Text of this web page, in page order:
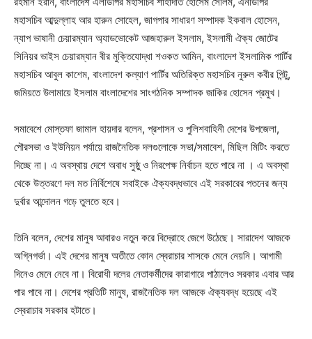
মহাসচিব আব্দুল্লাহ আর হারুন সোহেল, জাগপার সাধারণ সম্পাদক ইকবাল হোসেন,
ন্যাপ ভাষানী চেয়ারম্যান অ্যাডভোকেট আজহারুল ইসলাম, ইসলামী ঐক্য জোটের
সিনিয়র ভাইস চেয়ারম্যান বীর মুক্তিযোদ্ধা শওকত আমিন, বাংলাদেশ ইসলামিক পার্টির
মহাসচিব আবুল কাশেম, বাংলাদেশ কল্যাণ পার্টির অতিরিক্ত মহাসচিব নুরুল কবীর পিন্টু,
জমিয়তে উলামায়ে ইসলাম বাংলাদেশের সাংগঠনিক সম্পাদক জাকির হোসেন প্রমুখ।
সমাবেশে মোস্তফা জামাল হায়দার বলেন, প্রশাসন ও পুলিশবাহিনী দেশের উপজেলা,
পৌরসভা ও ইউনিয়ন পর্যায়ে রাজনৈতিক দলগুলোকে সভা/সমাবেশ, মিছিল মিটিং করতে
দিচ্ছে না। এ অবস্থায় দেশে অবাধ সুষ্ঠু ও নিরপেক্ষ নির্বাচন হতে পারে না । এ অবস্থা
থেকে উত্তরণে দল মত নির্বিশেষে সবাইকে ঐক্যবদ্ধভাবে এই সরকারের পতনের জন্য
দুর্বার আন্দোলন গড়ে তুলতে হবে।
তিনি বলেন, দেশের মানুষ আবারও নতুন করে বিদ্রোহে জেগে উঠেছে। সারাদেশ আজকে
অগ্নিগর্ভা। এই দেশের মানুষ অতীতে কোন স্বেরাচার শাসকে মেনে নেয়নি। আগামী
দিনেও মেনে নেবে না। বিরোধী দলের নেতাকর্মীদের কারাগারে পাঠালেও সরকার এবার আর
পার পাবে না। দেশের প্রতিটি মানুষ, রাজনৈতিক দল আজকে ঐক্যবদ্ধ হয়েছে এই
স্বেরাচার সরকার হটাতে।